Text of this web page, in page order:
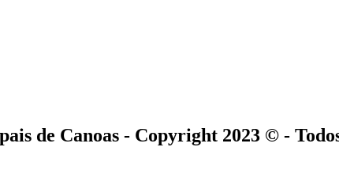
de Canoas - Copyright 2023 © -